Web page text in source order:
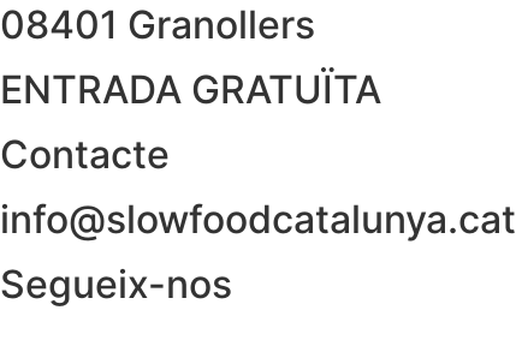
08401 Granollers
ENTRADA GRATUÏTA
Contacte
info@slowfoodcatalunya.cat
Segueix-nos